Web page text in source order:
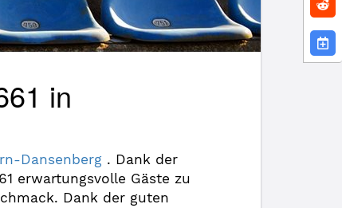
in
Dansenberg . Dank der
erwartungsvolle Gäste zu
Dank der guten